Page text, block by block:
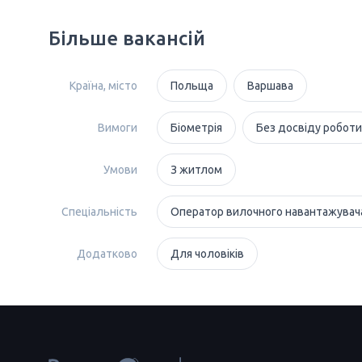
Більше вакансій
Країна, місто Польща Варшава
Вимоги Біометрія Без досвіду роботи
Умови З житлом
Спеціальність Оператор вилочного
Додатково Для чоловіків